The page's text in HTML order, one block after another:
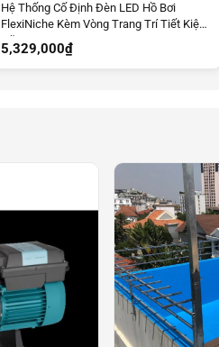
Hệ Thống Cố Định Đèn LED Hồ Bơi
FlexiNiche Kèm Vòng Trang Trí Tiết Kiệm
Năng Lượng
5,329,000₫